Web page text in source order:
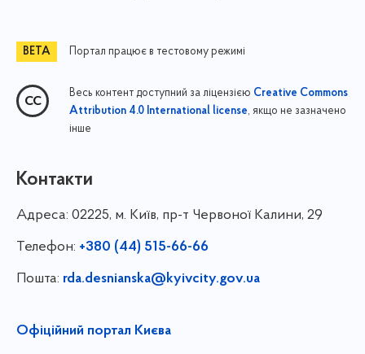
Портал працює в тестовому режимі
Весь контент доступний за ліцензією Creative Commons
Attribution 4.0 International license, якщо не зазначено
інше
Контакти
Адреса: 02225, м. Київ, пр-т Червоної Калини, 29
Телефон: +380 (44) 515-66-66
Пошта: rda.desnianska@kyivcity.gov.ua
Офіційний портал Києва